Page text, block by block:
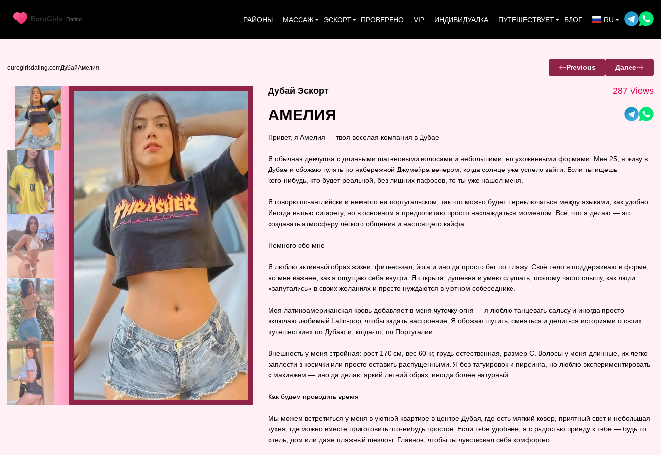
РАЙОНЫ МАССАЖ ЭСКОРТ ПРОВЕРЕНО VIP ИНДИВИДУАЛКА ПУТЕШЕСТВУЕТ БЛОГ RU
eurogirlsdating.comДубайАмелия Previous Далее
Дубай Эскорт 287 Views
АМЕЛИЯ
Привет, я Амелия — твоя веселая компания в Дубае
Я обычная девчушка с длинными шатеновыми волосами и небольшими, но ухоженными формами. Мне 25, я живу в
Дубае и обожаю гулять по набережной Джумейра вечером, когда солнце уже успело зайти. Если ты ищешь
кого‑нибудь, кто будет реальной, без лишних пафосов, то ты уже нашел меня.
Я говорю по‑английски и немного на португальском, так что можно будет переключаться между языками, как удобно.
Иногда выпью сигарету, но в основном я предпочитаю просто наслаждаться моментом. Всё, что я делаю — это
создавать атмосферу лёгкого общения и настоящего кайфа.
Немного обо мне
Я люблю активный образ жизни: фитнес‑зал, йога и иногда просто бег по пляжу. Своё тело я поддерживаю в форме,
но мне важнее, как я ощущаю себя внутри. Я открыта, душевна и умею слушать, поэтому часто слышу, как люди
«запутались» в своих желаниях и просто нуждаются в уютном собеседнике.
Моя латиноамериканская кровь добавляет в меня чуточку огня — я люблю танцевать сальсу и иногда просто
включаю любимый Latin‑pop, чтобы задать настроение. Я обожаю шутить, смеяться и делиться историями о своих
путешествиях по Дубаю и, когда‑то, по Португалии.
Внешность у меня стройная: рост 170 см, вес 60 кг, грудь естественная, размер С. Волосы у меня длинные, их легко
заплести в косички или просто оставить распущенными. Я без татуировок и пирсинга, но люблю экспериментировать
с макияжем — иногда делаю яркий летний образ, иногда более натурный.
Как будем проводить время
Мы можем встретиться у меня в уютной квартире в центре Дубая, где есть мягкий ковер, приятный свет и небольшая
кухня, где можно вместе приготовить что‑нибудь простое. Если тебе удобнее, я с радостью приеду к тебе — будь то
отель, дом или даже пляжный шезлонг. Главное, чтобы ты чувствовал себя комфортно.